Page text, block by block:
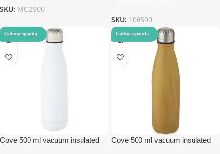
SKU: MO2900
SKU: 100590
Galima spauda
Cove 500 ml vacuum insulated
Galima spauda
Cove 500 ml vacuum insulated